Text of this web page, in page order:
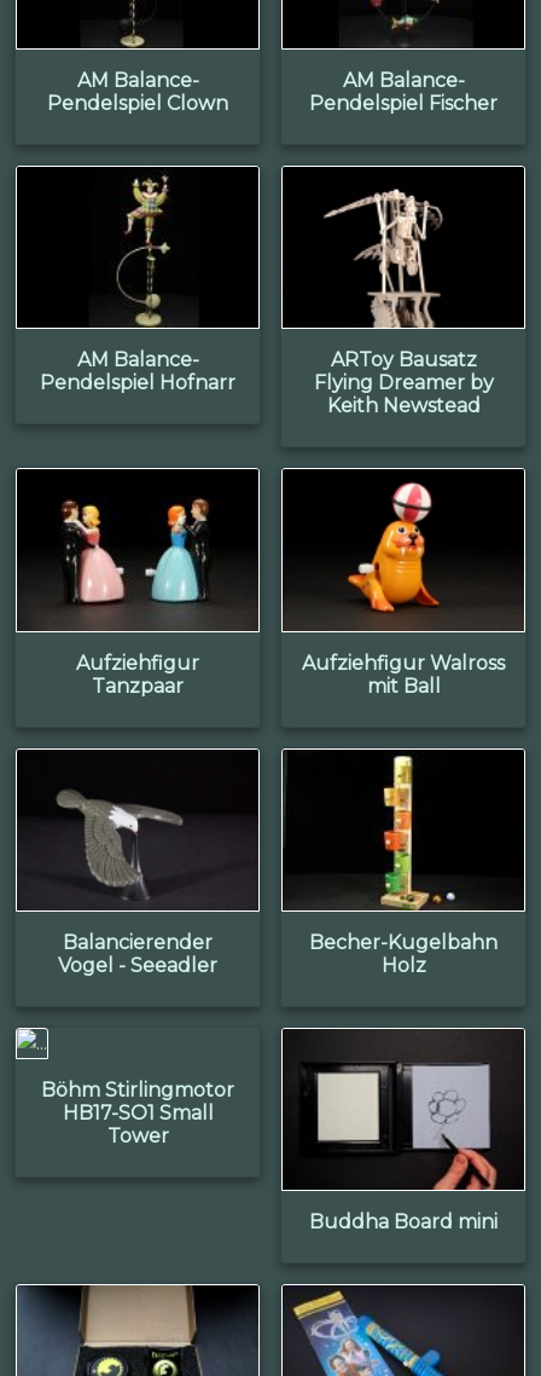
AM Balance-
Pendelspiel Clown
AM Balance-
Pendelspiel Fischer
AM Balance-
Pendelspiel Hofnarr
ARToy Bausatz
Flying Dreamer by
Keith Newstead
Aufziehfigur
Tanzpaar
Aufziehfigur Walross
mit Ball
Balancierender
Vogel - Seeadler
Becher-Kugelbahn
Holz
Böhm Stirlingmotor
HB17-SO1 Small
Tower
Buddha Board mini